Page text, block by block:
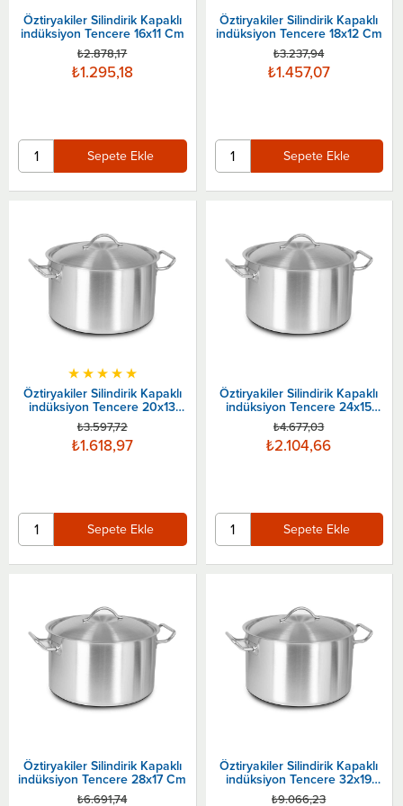
Öztiryakiler Silindirik Kapaklı
indüksiyon Tencere 16x11 Cm
₺1.295,18
₺2.878,17
Sepete Ekle
Öztiryakiler Silindirik Kapaklı
indüksiyon Tencere 18x12 Cm
₺1.457,07
₺3.237,94
Sepete Ekle
Öztiryakiler Silindirik Kapaklı
indüksiyon Tencere 20x13
Cm
★★★★★
₺1.618,97
₺3.597,72
Sepete Ekle
Öztiryakiler Silindirik Kapaklı
indüksiyon Tencere 24x15
Cm
₺2.104,66
₺4.677,03
Sepete Ekle
Öztiryakiler Silindirik Kapaklı
indüksiyon Tencere 28x17 Cm
₺6.691,74
Öztiryakiler Silindirik Kapaklı
indüksiyon Tencere 32x19
Cm
₺9.066,23